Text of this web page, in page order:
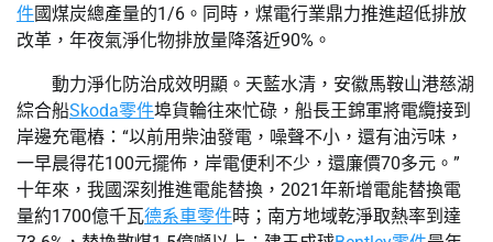
件國煤炭總產量的1/6。同時，煤電行業鼎力推進超低排放
改革，年夜氣淨化物排放量降落近90%。
動力淨化防治成效明顯。天藍水清，安徽馬鞍山港慈湖
綜合船Skoda零件埠貨輪往來忙碌，船長王錦軍將電纜接到
岸邊充電樁：“以前用柴油發電，噪聲不小，還有油污味，
一早晨得花100元擺佈，岸電便利不少，還廉價70多元。”
十年來，我國深刻推進電能替換，2021年新增電能替換電
量約1700億千瓦德系車零件時；南方地域乾淨取熱率到達